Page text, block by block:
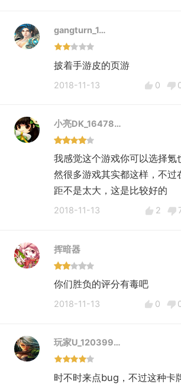
gangturn_1…
披着手游皮的页游
2018-11-13 0
小亮DK_16478…
我感觉这个游戏你可以选择氪
然很多游戏其实都这样，不过
距不是太大，这是比较好的
2018-11-13 2
挥暗器
你们胜负的评分有毒吧
2018-11-13 0
玩家U_120399…
时不时来点bug，不过这种卡